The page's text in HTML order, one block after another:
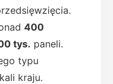
400
tys. paneli.
typu
kraju.